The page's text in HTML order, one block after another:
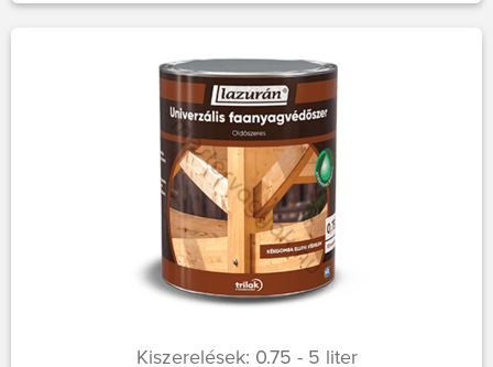
Kiszerelések: 0.75 - 5 liter